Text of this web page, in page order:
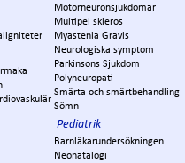
Motorneuronsjukdomar
Multipel skleros
Myastenia Gravis
Neurologiska symptom
Parkinsons Sjukdom
Polyneuropati
Smärta och smärtbehandling
Sömn
Pediatrik
Barnläkarundersökningen
Neonatalogi